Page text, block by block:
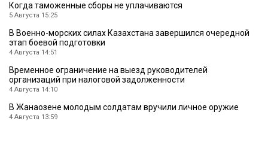
Когда таможенные сборы не уплачиваются
5 Августа 15:25
В Военно-морских силах Казахстана завершился очередной
этап боевой подготовки
4 Августа 14:51
Временное ограничение на выезд руководителей
организаций при налоговой задолженности
4 Августа 14:10
В Жанаозене молодым солдатам вручили личное оружие
4 Августа 13:59